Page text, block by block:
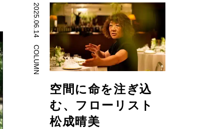
空間に命を注ぎ込
む、フローリスト
松成晴美
2025.06.14
COLUMN